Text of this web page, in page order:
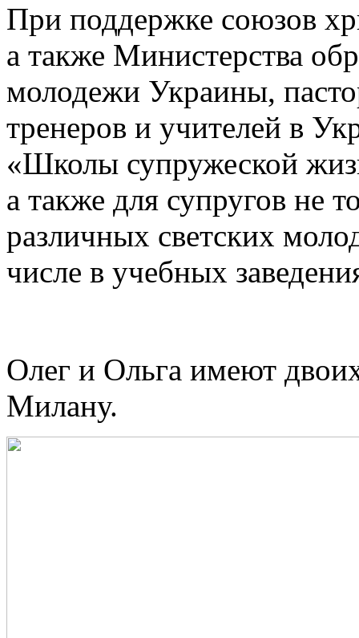
При поддержке союзов
а также Министерства
молодежи Украины,
тренеров и учителей в
«Школы супружеской
а также для супругов не
различных светских
числе в учебных
Олег и Ольга имеют
Милану.